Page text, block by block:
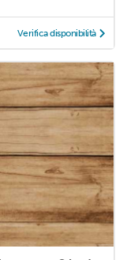
Verifica disponibilità